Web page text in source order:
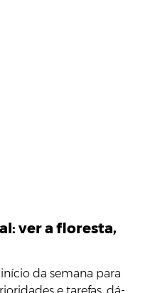
ver a floresta,
da semana para